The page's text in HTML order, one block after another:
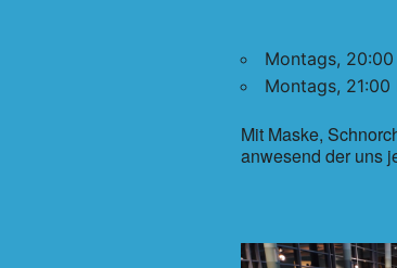
Montags,
Montags, 21:00
Mit Maske,
anwesend der uns